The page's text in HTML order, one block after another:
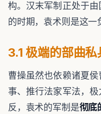
构。汉末军制正处于
的时期，袁术则是这一
3.1 极端的部曲
曹操虽然也依赖诸夏
事、推行法家军法，
反，袁术的军制是彻底